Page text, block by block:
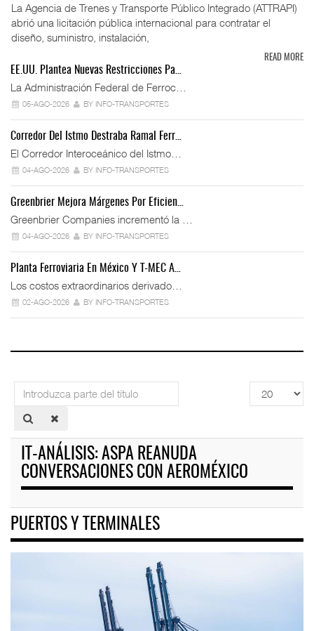
La Agencia de Trenes y Transporte Público Integrado (ATTRAPI)
abrió una licitación pública internacional para contratar el
diseño, suministro, instalación,
READ MORE
EE.UU. Plantea Nuevas Restricciones Pa…
La Administración Federal de Ferroc…
05-AGO-2026 BY INFO-TRANSPORTES
Corredor Del Istmo Destraba Ramal Ferr…
El Corredor Interoceánico del Istmo…
04-AGO-2026 BY INFO-TRANSPORTES
Greenbrier Mejora Márgenes Por Eficien…
Greenbrier Companies incrementó la …
04-AGO-2026 BY INFO-TRANSPORTES
Planta Ferroviaria En México Y T-MEC A…
Los costos extraordinarios derivado…
02-AGO-2026 BY INFO-TRANSPORTES
Introduzca
parte
del
Cantidad
a
IT-ANÁLISIS: ASPA REANUDA
CONVERSACIONES CON AEROMÉXICO
PUERTOS Y TERMINALES